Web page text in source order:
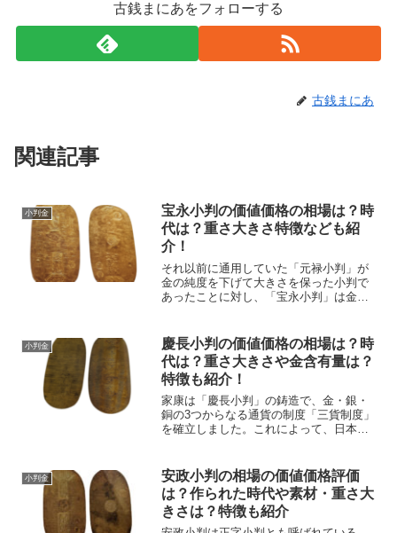
古銭まにあをフォローする
古銭まにあ
関連記事
小判金
宝永小判の価値価格の相場は？時
代は？重さ大きさ特徴なども紹
介！
それ以前に通用していた「元禄小判」が
金の純度を下げて大きさを保った小判で
あったことに対し、「宝永小判」は金の
うとした小判です。古銭まにあ当時は金
の流通量もだいぶ衰退して...
小判金
慶長小判の価値価格の相場は？時
代は？重さ大きさや金含有量は？
特徴も紹介！
家康は「慶長小判」の鋳造で、金・銀・
銅の3つからなる通貨の制度「三貨制度」
を確立しました。これによって、日本で
は家康の天下統一を物語る、歴史上でも
重要な意味をもつ小判と...
小判金
安政小判の相場の価値価格評価
は？作られた時代や素材・重さ大
きさは？特徴も紹介